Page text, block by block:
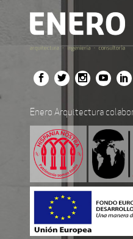
Enero Arquitectura